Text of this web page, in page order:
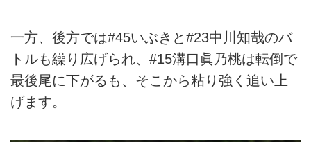
一方、後方では#45いぶきと#23中川知哉のバ
トルも繰り広げられ、#15溝口眞乃桃は転倒で
最後尾に下がるも、そこから粘り強く追い上
げます。